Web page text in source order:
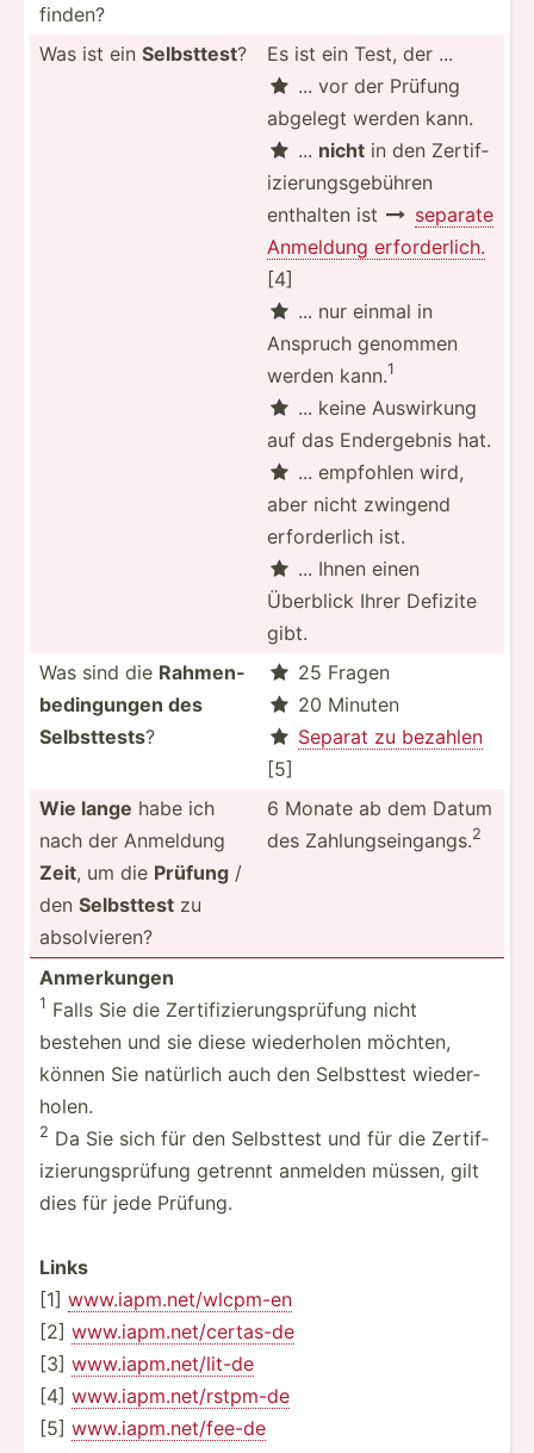
finden?
Was ist ein Selbsttest? Es ist ein Test, der ...
 ... vor der Prüfung
abgelegt werden kann.
 ... nichtin den Zertif­
izi­eru­ngs­geb­ühren
enthalten ist  separate
Anmeldung erford­erlich.
[4]
 ... nur einmal in
Anspruch genommen
werden kann.1
 ... keine Auswirkung
auf das Enderg­ebnis hat.
 ... empfohlen wird,
aber nicht zwingend
erford­erlich ist.
 ... Ihnen einen
Überblick Ihrer Defizite
gibt.
Was sind die Rahmen­
bed­ing­ungen des
Selbst­tests?
 25 Fragen
 20 Minuten
 Separat zu bezahlen
[5]
Wie lange habe ich
nach der Anmeldung
Zeit, um die Prüfung /
den Selbsttest zu
absolv­ieren?
6 Monate ab dem Datum
des Zahlun­gse­ing­angs.2
Anmerk­ungen
1 Falls Sie die Zertif­izi­eru­ngs­prüfung nicht
bestehen und sie diese wieder­holen möchten,
können Sie natürlich auch den Selbsttest wieder­
holen.
2 Da Sie sich für den Selbsttest und für die Zertif­
izi­eru­ngs­prüfung getrennt anmelden müssen, gilt
dies für jede Prüfung.
Links
[1] www.ia­pm.n­et­/wl­cpm-en
[2] www.ia­pm.n­et­/ce­rtas-de
[3] www.ia­pm.n­et­/lit-de
[4] www.ia­pm.n­et­/rs­tpm-de
[5] www.ia­pm.n­et­/fee-de